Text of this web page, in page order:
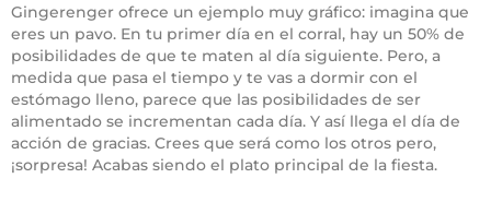
Gingerenger ofrece un ejemplo muy gráfico: imagina que
eres un pavo. En tu primer día en el corral, hay un 50% de
posibilidades de que te maten al día siguiente. Pero, a
medida que pasa el tiempo y te vas a dormir con el
estómago lleno, parece que las posibilidades de ser
alimentado se incrementan cada día. Y así llega el día de
acción de gracias. Crees que será como los otros pero,
¡sorpresa! Acabas siendo el plato principal de la fiesta.